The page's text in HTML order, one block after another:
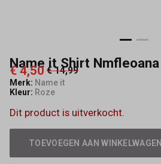
Name it Shirt Nmfleoana
€ 4,50 € 14,99
Merk: Name it
Kleur: Roze
Dit product is uitverkocht.
TOEVOEGEN AAN WINKELWAGEN